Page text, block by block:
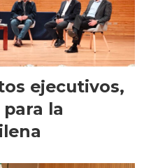
ejecutivos,
la